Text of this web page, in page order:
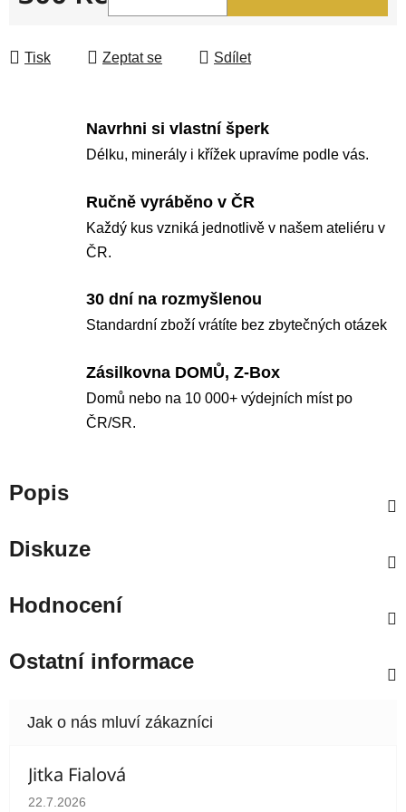
Tisk Zeptat se Sdílet
Navrhni si vlastní šperk
Délku, minerály i křížek upravíme podle vás.
Ručně vyráběno v ČR
Každý kus vzniká jednotlivě v našem ateliéru v
ČR.
30 dní na rozmyšlenou
Standardní zboží vrátíte bez zbytečných otázek
Zásilkovna DOMŮ, Z-Box
Domů nebo na 10 000+ výdejních míst po
ČR/SR.
Popis
Diskuze
Hodnocení
Ostatní informace
Jitka Fialová
Hodnocení obchodu je 5 z 5 hvězdiček.
22.7.2026